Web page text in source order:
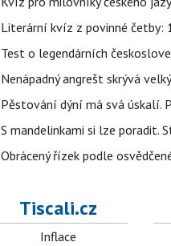
Literární kvíz z povinné četby:
Test o legendárních
Nenápadný angrešt skrývá
Pěstování dýní má svá úskalí.
S mandelinkami si lze poradit.
Obrácený řízek podle
Tiscali.cz
Inflace